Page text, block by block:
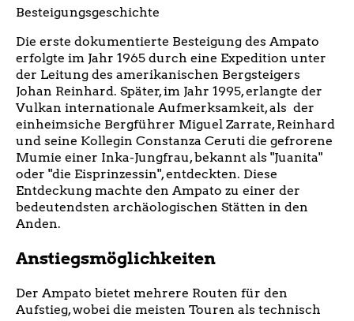
Besteigungsgeschichte
Die erste dokumentierte Besteigung des Ampato
erfolgte im Jahr 1965 durch eine Expedition unter
der Leitung des amerikanischen Bergsteigers
Johan Reinhard. Später, im Jahr 1995, erlangte der
Vulkan internationale Aufmerksamkeit, als der
einheimsiche Bergführer Miguel Zarrate, Reinhard
und seine Kollegin Constanza Ceruti die gefrorene
Mumie einer Inka-Jungfrau, bekannt als "Juanita"
oder "die Eisprinzessin", entdeckten. Diese
Entdeckung machte den Ampato zu einer der
bedeutendsten archäologischen Stätten in den
Anden.
Anstiegsmöglichkeiten
Der Ampato bietet mehrere Routen für den
Aufstieg, wobei die meisten Touren als technisch